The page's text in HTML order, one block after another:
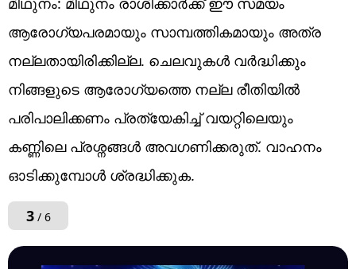
ആരോഗ്യപരമായും സാമ്പത്തികമായും അത്ര
നല്ലതായിരിക്കില്ല. ചെലവുകൾ വർദ്ധിക്കും
നിങ്ങളുടെ ആരോഗ്യത്തെ നല്ല രീതിയിൽ
പരിപാലിക്കണം പ്രത്യേകിച്ച് വയറ്റിലെയും
കണ്ണിലെ പ്രശ്നങ്ങൾ അവഗണിക്കരുത്. വാഹനം
ഓടിക്കുമ്പോൾ ശ്രദ്ധിക്കുക.
3/ 6